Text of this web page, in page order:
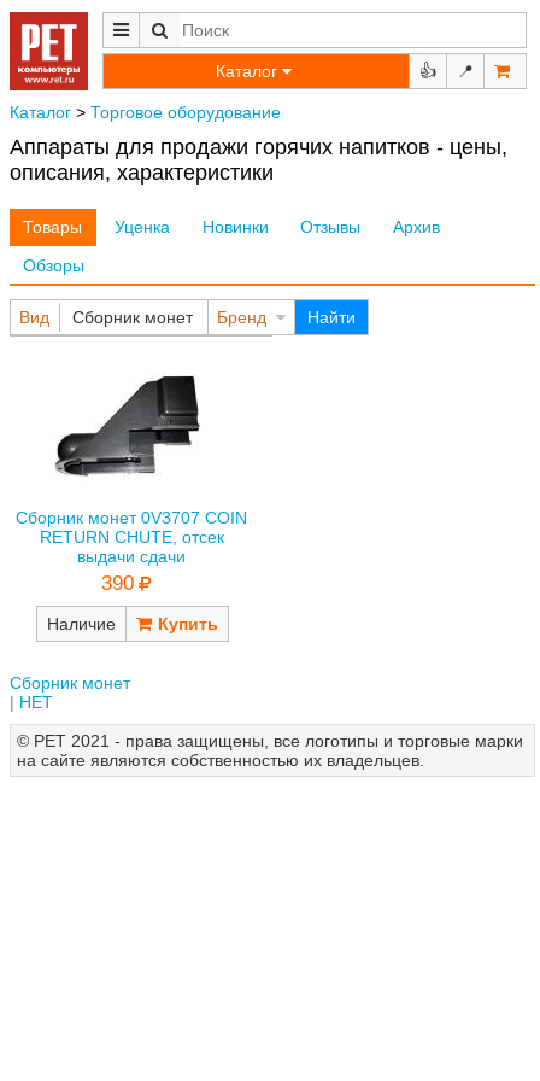
Каталог 👍 📍
Каталог > Торговое оборудование
Аппараты для продажи горячих напитков - цены,
описания, характеристики
Товары Уценка Новинки Отзывы
Архив
Обзоры
Вид Сборник монет Бренд Найти
Сборник монет 0V3707 COIN
RETURN CHUTE, отсек
выдачи сдачи
390
Наличие
Сборник монет
НЕТ
© РЕТ 2021 - права защищены, все логотипы и торговые марки
на сайте являются собственностью их владельцев.